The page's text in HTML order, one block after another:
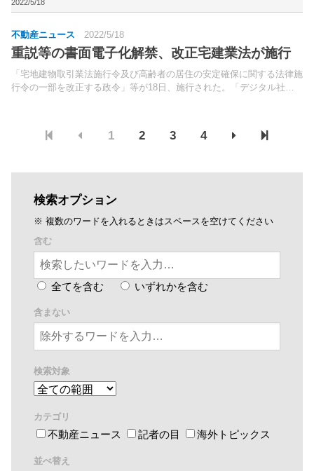
2022/5/18
不動産ニュース 2022/5/18
重説等の書面電子化解禁、改正宅建業法が施行
「宅地建物取引業法施行令及び高齢者の居住の安定確保に関する法律施
行令の一部を改正する政令」等が18日、施行された。「デジタル社会
1 2 3 4
検索オプション
※ 複数のワードを入れるときはスペースを空けてください
含む
全てを含む いずれかを含む
含まない
検索対象
カテゴリ
不動産ニュース 記者の目 海外トピックス
並べ替え